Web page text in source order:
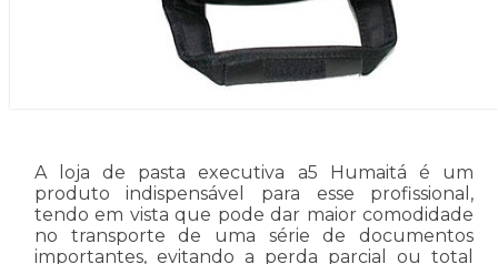
A loja de pasta executiva a5 Humaitá é um
produto indispensável para esse profissional,
tendo em vista que pode dar maior comodidade
no transporte de uma série de documentos
importantes, evitando a perda parcial ou total